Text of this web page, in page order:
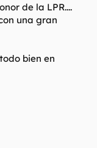
de la LPR....
una gran
bien en